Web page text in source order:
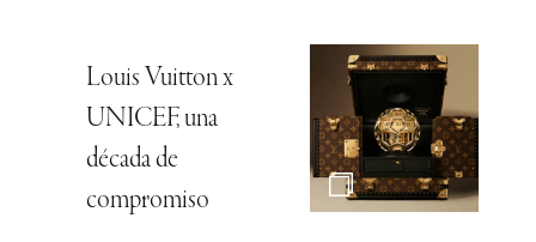
Louis Vuitton x
UNICEF, una
década de
compromiso